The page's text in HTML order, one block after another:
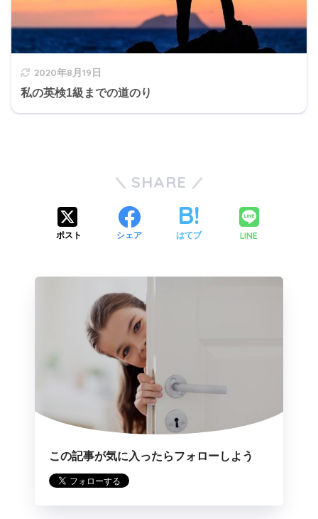
2020年8月19日
私の英検1級までの道のり
SHARE
ポスト シェア はてブ LINE
この記事が気に入ったらフォローしよう